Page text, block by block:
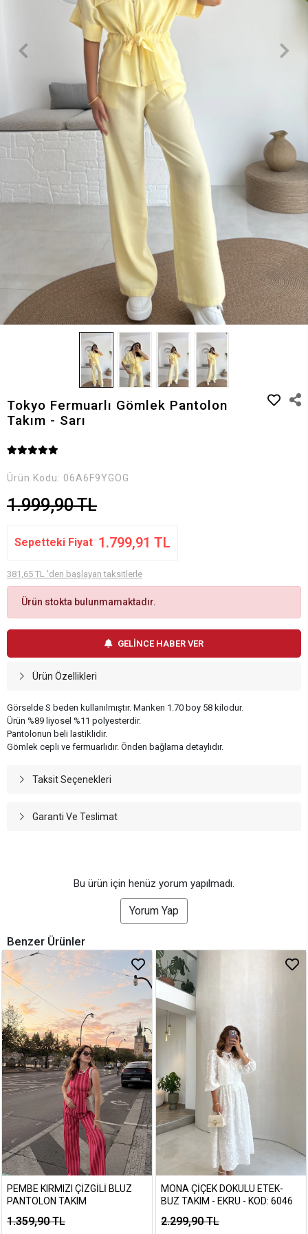
Tokyo Fermuarlı Gömlek Pantolon
Takım - Sarı
Ürün Kodu: 06A6F9YGOG
1.999,90 TL
Sepetteki Fiyat 1.799,91 TL
381,65 TL 'den başlayan taksitlerle
Ürün stokta bulunmamaktadır.
GELİNCE HABER VER
Ürün Özellikleri
Görselde S beden kullanılmıştır. Manken 1.70 boy 58 kilodur.
Ürün %89 liyosel %11 polyesterdir.
Pantolonun beli lastiklidir.
Gömlek cepli ve fermuarlıdır. Önden bağlama detaylıdır.
Taksit Seçenekleri
Garanti Ve Teslimat
Bu ürün için henüz yorum yapılmadı.
Yorum Yap
Benzer Ürünler
PEMBE KIRMIZI ÇIZGILI BLUZ
PANTOLON TAKIM
1.359,90 TL
MONA ÇIÇEK DOKULU ETEK-
BUZ TAKIM - EKRU - KOD: 6046
2.299,90 TL